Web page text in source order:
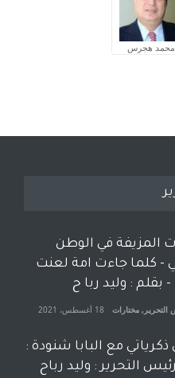
محمد هجرس
المزيفة في الوطن
- كلما جاءت امة لعنت
- بقلم : وليد ربا ح
التحرير , مختارات 18 أغسطس، 2021
مع البابا شنودة :
التحرير : وليد رباح